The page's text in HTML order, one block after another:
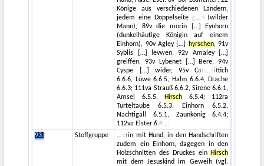
Könige aus verschiedenen Ländern,
jedem eine Doppelseite g
n (wilder
Mann), 89v die morin […] Eynhorn
(dunkelhäutige Königin auf einem
Einhorn), 90v Agley […]
hyrschen, 91v
Syblis […] levwen, 92v Amaley […]
greiffen, 93v Lybenet […] Bere, 94v
Cyspe […] wider, 95v Can
Sittich
6.6.6, Löwe 6.6.5, Hahn 6.6.4, Drache
6.6.3; 111va Strauß 6.6.2, Sirene 6.6.1,
Amsel 6.5.5,
Hirsch 6.5.4; 112ra
Turteltaube 6.5.3, Einhorn 6.5.2,
Nachtigall 6.5.1, Zaunkönig 6.4.4;
112va Elster 6.4.
93.
Stoffgruppe
erin mit Hund, in den Handschriften
zudem ein Einhorn, dagegen in den
Holzschnitten des Druckes ein Hirsch
mit dem Jesuskind im Geweih (vgl.